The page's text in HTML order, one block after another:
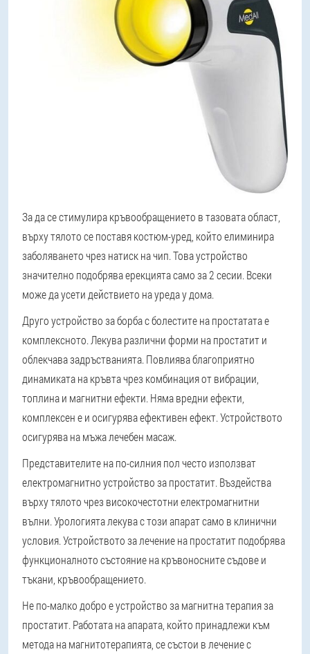
За да се стимулира кръвообращението в тазовата област,
върху тялото се поставя костюм-уред, който елиминира
заболяването чрез натиск на чип. Това устройство
значително подобрява ерекцията само за 2 сесии. Всеки
може да усети действието на уреда у дома.
Друго устройство за борба с болестите на простатата е
комплексното. Лекува различни форми на простатит и
облекчава задръстванията. Повлиява благоприятно
динамиката на кръвта чрез комбинация от вибрации,
топлина и магнитни ефекти. Няма вредни ефекти,
комплексен е и осигурява ефективен ефект. Устройството
осигурява на мъжа лечебен масаж.
Представителите на по-силния пол често използват
електромагнитно устройство за простатит. Въздейства
върху тялото чрез високочестотни електромагнитни
вълни. Урологията лекува с този апарат само в клинични
условия. Устройството за лечение на простатит подобрява
функционалното състояние на кръвоносните съдове и
тъкани, кръвообращението.
Не по-малко добро е устройство за магнитна терапия за
простатит. Работата на апарата, който принадлежи към
метода на магнитотерапията, се състои в лечение с